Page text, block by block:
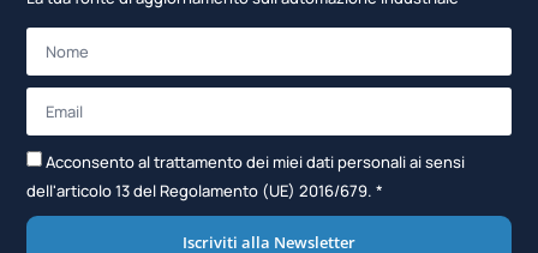
Acconsento al trattamento dei miei dati personali ai sensi
dell'articolo 13 del Regolamento (UE) 2016/679. *
Iscriviti alla Newsletter